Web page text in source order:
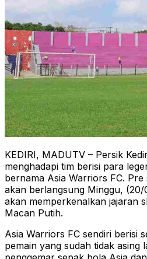
KEDIRI, MADUTV – Persik
menghadapi tim berisi para
bernama Asia Warriors FC.
akan berlangsung Minggu,
akan memperkenalkan jajaran
Macan Putih.
Asia Warriors FC sendiri berisi
pemain yang sudah tidak asing